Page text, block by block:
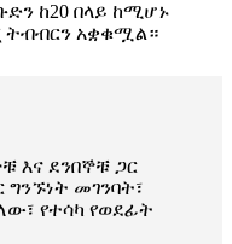
ከ20 በላይ ከሚሆኑ
ትብብርን አቋቁሟል።
እና ደንበኞቹ ጋር
መገንባት፣
የተሳካ የወደፊት